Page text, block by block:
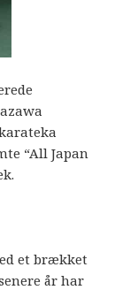
“All Japan
et brækket
år har